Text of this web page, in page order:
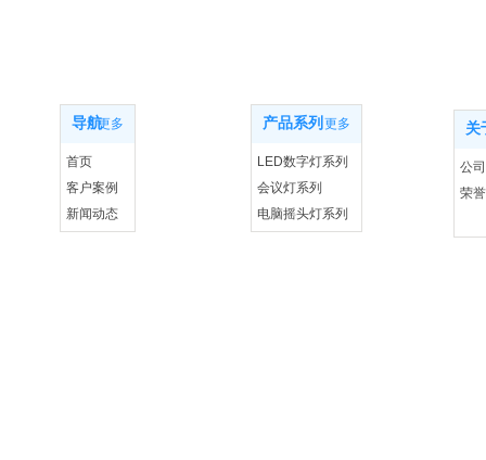
导航更多
首页
客户案例
新闻动态
产品系列 更多
LED数字灯系列
会议灯系列
电脑摇头灯系列
关
公
荣